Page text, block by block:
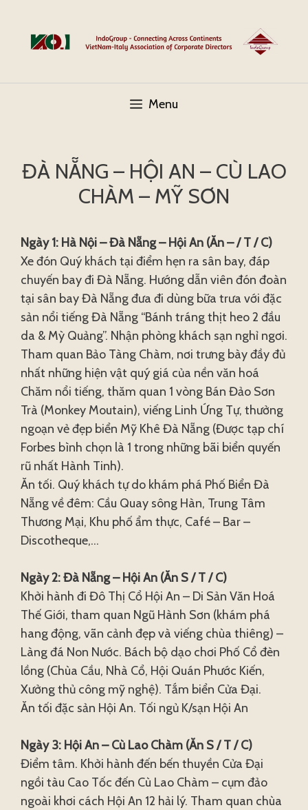
content
Menu
ĐÀ NẴNG – HỘI AN – CÙ LAO
CHÀM – MỸ SƠN
Ngày 1: Hà Nội – Đà Nẵng – Hội An (Ăn – / T / C)
Xe đón Quý khách tại điểm hẹn ra sân bay, đáp
chuyến bay đi Đà Nẵng. Hướng dẫn viên đón đoàn
tại sân bay Đà Nẵng đưa đi dùng bữa trưa với đặc
sản nổi tiếng Đà Nẵng “Bánh tráng thịt heo 2 đầu
da & Mỳ Quảng”. Nhận phòng khách sạn nghỉ ngơi.
Tham quan Bảo Tàng Chàm, nơi trưng bày đầy đủ
nhất những hiện vật quý giá của nền văn hoá
Chăm nổi tiếng, thăm quan 1 vòng Bán Đảo Sơn
Trà (Monkey Moutain), viếng Linh Ứng Tự, thưởng
ngoạn vẻ đẹp biển Mỹ Khê Đà Nẵng (Được tạp chí
Forbes bình chọn là 1 trong những bãi biển quyến
rũ nhất Hành Tinh).
Ăn tối. Quý khách tự do khám phá Phố Biển Đà
Nẵng về đêm: Cầu Quay sông Hàn, Trung Tâm
Thương Mại, Khu phố ẩm thực, Café – Bar –
Discotheque,…
Ngày 2: Đà Nẵng – Hội An (Ăn S / T / C)
Khởi hành đi Đô Thị Cổ Hội An – Di Sản Văn Hoá
Thế Giới, tham quan Ngũ Hành Sơn (khám phá
hang động, vãn cảnh đẹp và viếng chùa thiêng) –
Làng đá Non Nước. Bách bộ dạo chơi Phố Cổ đèn
lồng (Chùa Cầu, Nhà Cổ, Hội Quán Phước Kiến,
Xưởng thủ công mỹ nghệ). Tắm biển Cửa Đại.
Ăn tối đặc sản Hội An. Tối ngủ K/sạn Hội An
Ngày 3: Hội An – Cù Lao Chàm (Ăn S / T / C)
Điểm tâm. Khởi hành đến bến thuyền Cửa Đại
ngồi tàu Cao Tốc đến Cù Lao Chàm – cụm đảo
ngoài khơi cách Hội An 12 hải lý. Tham quan chùa